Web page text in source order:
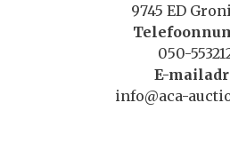
9745 ED
050-
E-
info@aca-